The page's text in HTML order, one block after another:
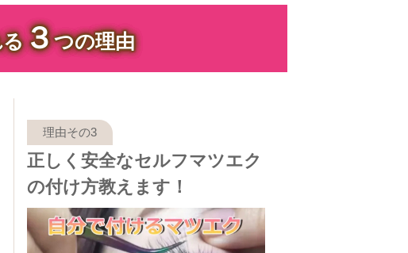
３つの理由
正しく安全なセルフマツエク
の付け方教えます！